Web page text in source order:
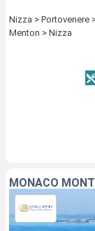
Nizza > Portovenere
Menton > Nizza
MONACO